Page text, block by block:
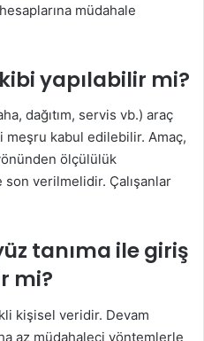
müdahale
yapılabilir mi?
dağıtım, servis vb.) araç
meşru kabul edilebilir. Amaç,
ölçülülük
son verilmelidir. Çalışanlar
tanıma ile giriş
mi?
kişisel veridir. Devam
az müdahaleci yöntemlerle